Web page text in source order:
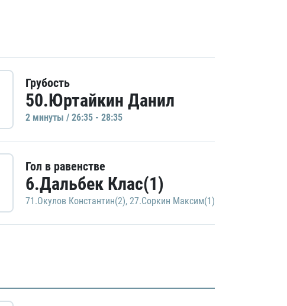
Грубость
50.Юртайкин Данил
2 минуты / 26:35 - 28:35
Гол в равенстве
6.Дальбек Клас(1)
71.Окулов Константин(2), 27.Соркин Максим(1)